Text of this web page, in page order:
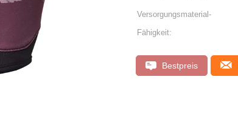
Versorgungsmaterial-
Fähigkeit:
Bestpreis